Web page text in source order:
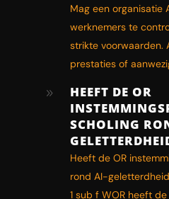
Mag een organisatie
werknemers te
strikte voorwaarden.
prestaties of
9
HEEFT DE OR
SCHOLING
Heeft de OR
rond AI-
1 sub f WOR heeft